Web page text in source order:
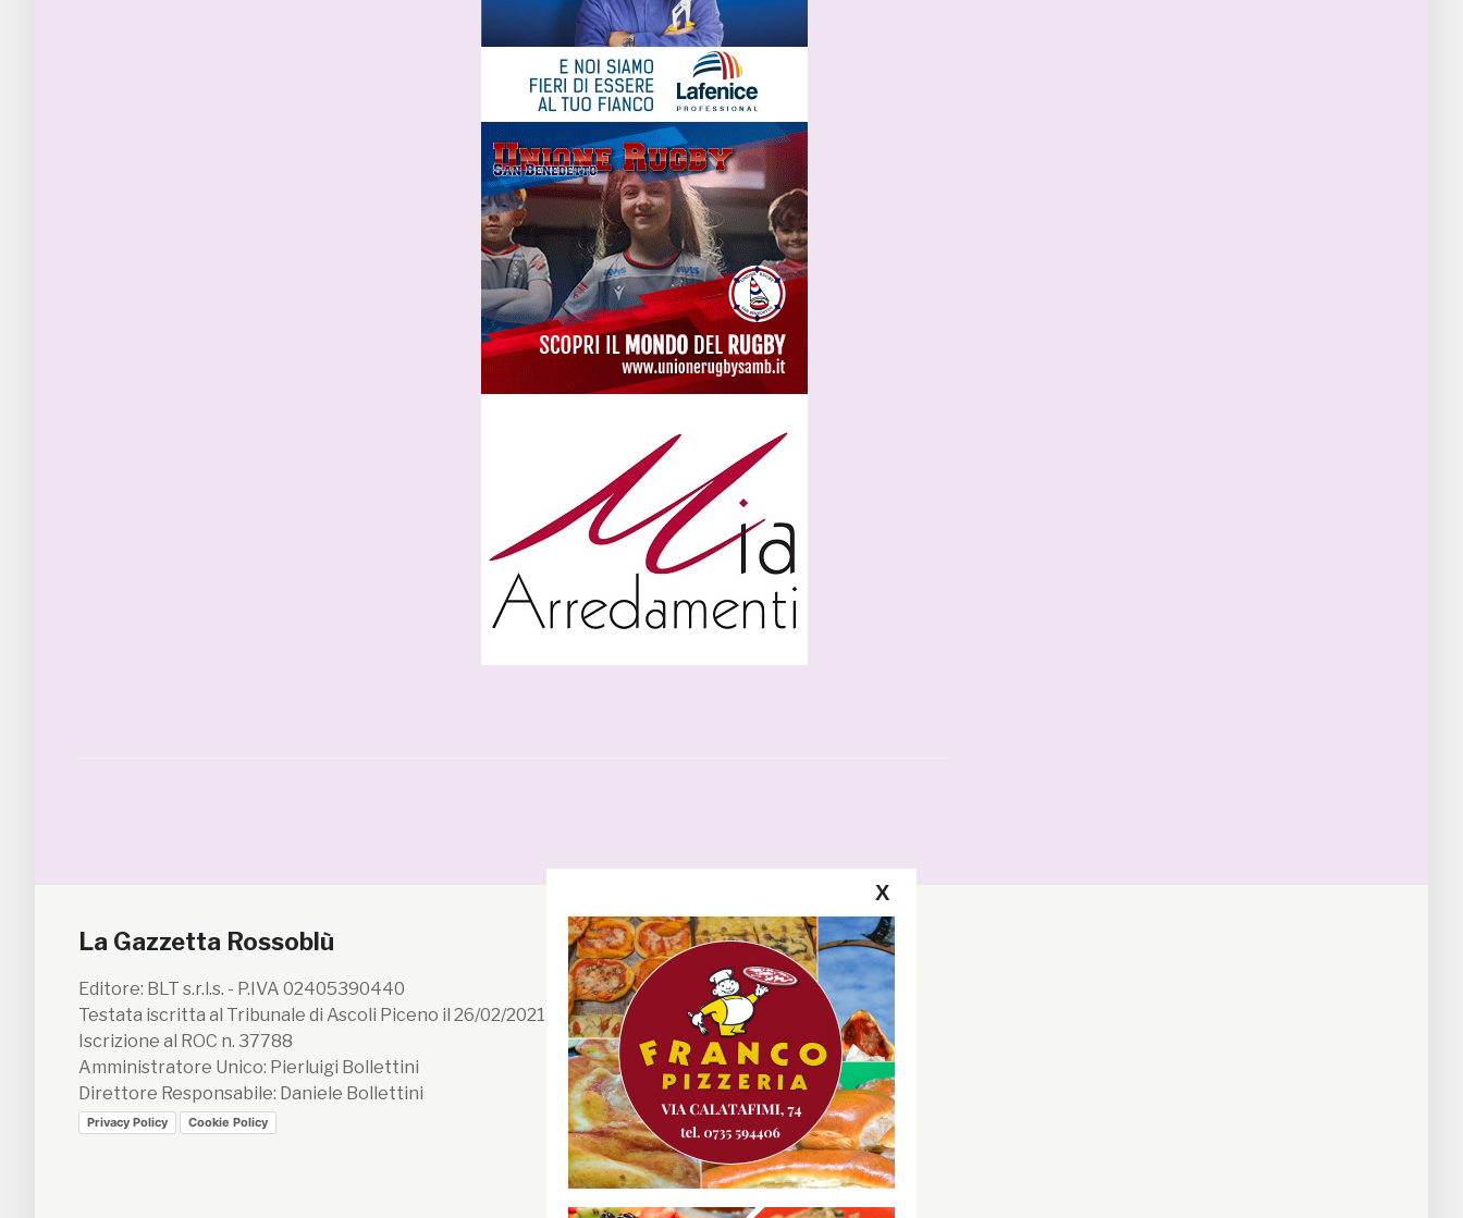
La Gazzetta Rossoblù
Editore: BLT s.r.l.s. - P.IVA 02405390440
Testata iscritta al Tribunale di Ascoli Piceno il 26/02/2021 n. 199/2021
Iscrizione al ROC n. 37788
Amministratore Unico: Pierluigi Bollettini
Direttore Responsabile: Daniele Bollettini
Privacy Policy Cookie Policy
Segui la GRB
Facebook
Instagram
Twitter
Youtube
X